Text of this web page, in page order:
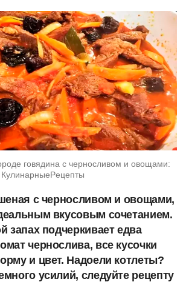
говядина с черносливом и овощами:
с черносливом и овощами,
вкусовым сочетанием.
запах подчеркивает едва
чернослива, все кусочки
и цвет. Надоели котлеты?
усилий, следуйте рецепту